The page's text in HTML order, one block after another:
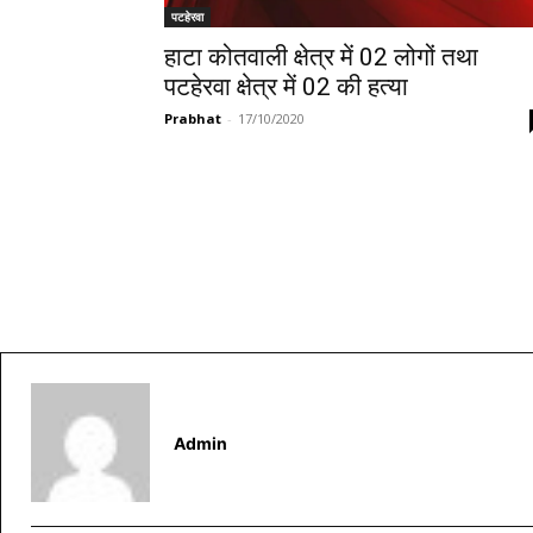
पटहेरवा
हाटा कोतवाली क्षेत्र में 02 लोगों तथा
पटहेरवा क्षेत्र में 02 की हत्या
Prabhat - 17/10/2020
Admin